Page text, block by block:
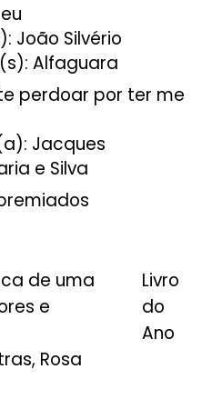
João Silvério
Alfaguara
perdoar por ter me
Jacques
e Silva
de uma
e
Rosa
Livro
do
Ano